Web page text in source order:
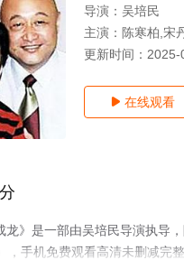
导演： 吴培民
主演： 陈寒柏,宋
更新时间： 2025-
 在线观看
龙》是一部由吴培民导演执导
，手机免费观看高清未删减完